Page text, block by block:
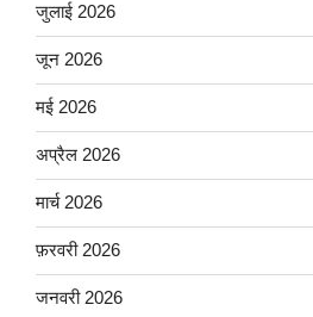
जुलाई 2026
जून 2026
मई 2026
अप्रैल 2026
मार्च 2026
फ़रवरी 2026
जनवरी 2026